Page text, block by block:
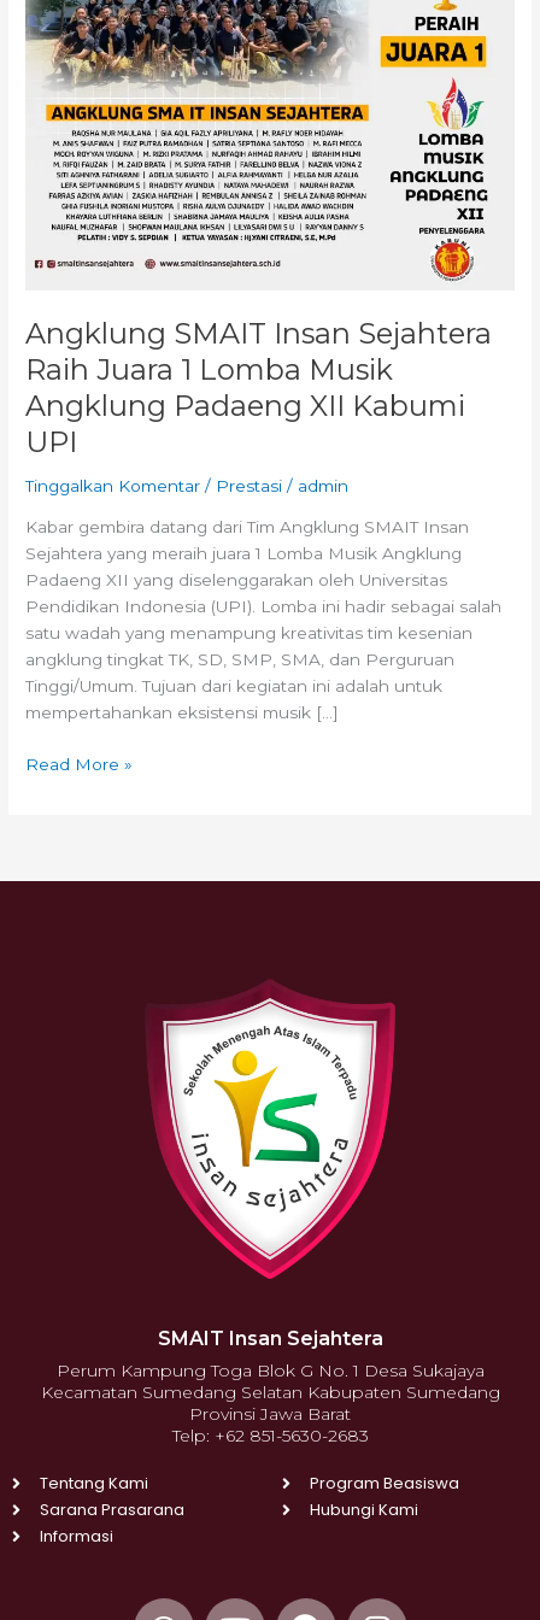
Angklung SMAIT Insan Sejahtera
Raih Juara 1 Lomba Musik
Angklung Padaeng XII Kabumi
UPI
Tinggalkan Komentar / Prestasi / admin
Kabar gembira datang dari Tim Angklung SMAIT Insan
Sejahtera yang meraih juara 1 Lomba Musik Angklung
Padaeng XII yang diselenggarakan oleh Universitas
Pendidikan Indonesia (UPI). Lomba ini hadir sebagai salah
satu wadah yang menampung kreativitas tim kesenian
angklung tingkat TK, SD, SMP, SMA, dan Perguruan
Tinggi/Umum. Tujuan dari kegiatan ini adalah untuk
mempertahankan eksistensi musik […]
Musik
Angklung
Padaeng
XII
Kabumi
UPI
Read More »
SMAIT Insan Sejahtera
Perum Kampung Toga Blok G No. 1 Desa Sukajaya
Kecamatan Sumedang Selatan Kabupaten Sumedang
Provinsi Jawa Barat
Telp: +62 851-5630-2683
Tentang Kami
Sarana Prasarana
Informasi
Program Beasiswa
Hubungi Kami
W Y F I